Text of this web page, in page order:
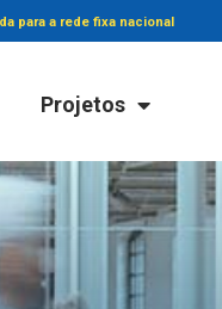
para a rede fixa nacional
Projetos